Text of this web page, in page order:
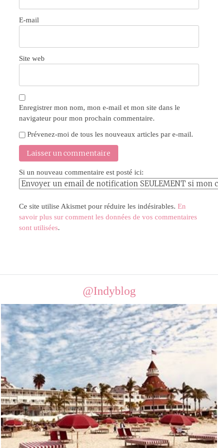
E-mail
Site web
Enregistrer mon nom, mon e-mail et mon site dans le
navigateur pour mon prochain commentaire.
Prévenez-moi de tous les nouveaux articles par e-mail.
Si un nouveau commentaire est posté ici:
Ce site utilise Akismet pour réduire les indésirables. En
savoir plus sur comment les données de vos commentaires
sont utilisées.
@Indyblog